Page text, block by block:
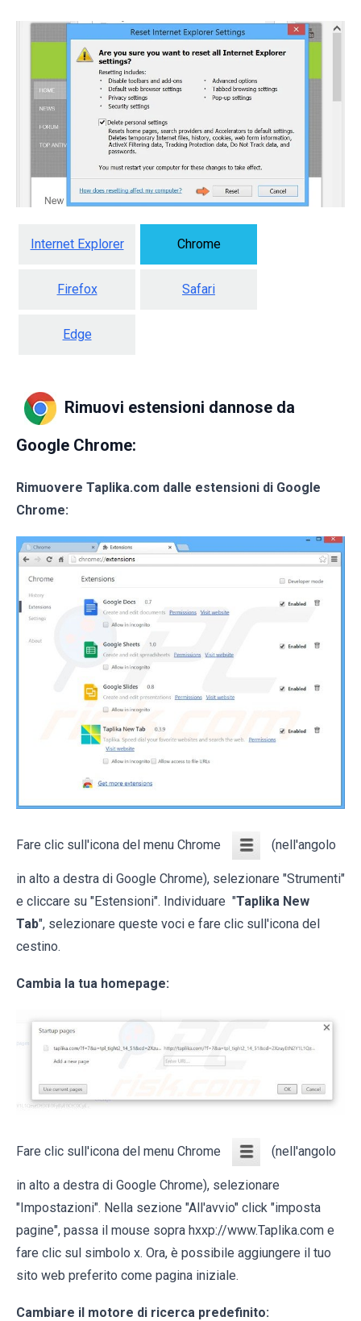
Internet Explorer Chrome
Firefox Safari
Edge
Rimuovi estensioni dannose da
Google Chrome:
Rimuovere Taplika.com dalle estensioni di Google
Chrome:
Fare clic sull'icona del menu Chrome (nell'angolo
in alto a destra di Google Chrome), selezionare "Strumenti"
e cliccare su "Estensioni". Individuare "Taplika New
Tab", selezionare queste voci e fare clic sull'icona del
cestino.
Cambia la tua homepage:
Fare clic sull'icona del menu Chrome (nell'angolo
in alto a destra di Google Chrome), selezionare
"Impostazioni". Nella sezione "All'avvio" click "imposta
pagine", passa il mouse sopra hxxp://www.Taplika.com e
fare clic sul simbolo x. Ora, è possibile aggiungere il tuo
sito web preferito come pagina iniziale.
Cambiare il motore di ricerca predefinito: